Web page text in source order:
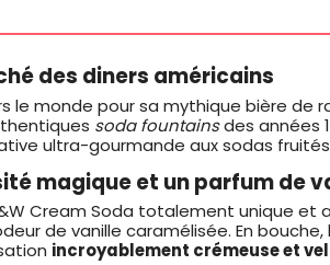
des diners américains
le monde pour sa mythique bière de
soda fountainsdes années
ultra-gourmande aux sodas
magique et un parfum de
Cream Soda totalement unique
de vanille caramélisée. En
incroyablement crémeuse et